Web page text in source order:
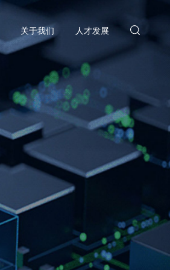
关于我们 人才发展